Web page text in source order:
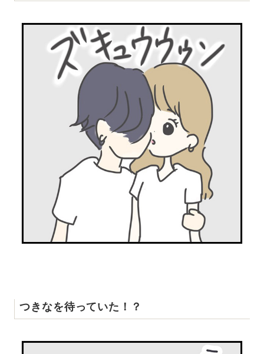
つきなを待っていた！？